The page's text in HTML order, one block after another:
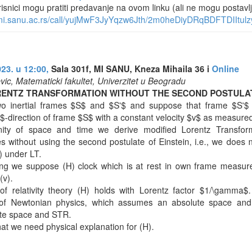
mogu pratiti predavanje na ovom linku (ali ne mogu
call/yujMwF3JyYqzw6Jth/
u 12:00, Sala 301f, MI SANU, Kneza Mihaila 36 i Online
Matematicki fakultet, Univerzitet u Beogradu
TRANSFORMATION WITHOUT THE SECOND
inertial frames $S$ and $S'$ and suppose that frame
direction of frame $S$ with a constant velocity $v$ as
of space and time we derive modified Lorentz
without using the second postulate of Einstein, i.e., we does
under LT.
we suppose (H) clock which is at rest in own frame
relativity theory (H) holds with Lorentz factor $1/
Newtonian physics, which assumes an absolute space
space and STR.
we need physical explanation for (H).